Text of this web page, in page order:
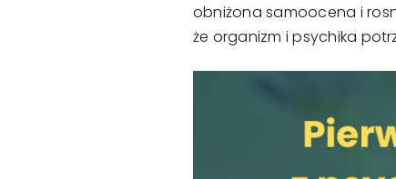
obniżona samoocena i
że organizm i psychika